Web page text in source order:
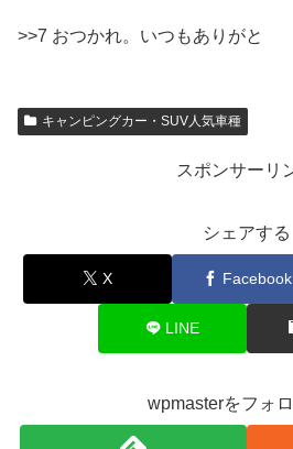
>>7 おつかれ。いつもありがと
キャンピングカー・SUV人気車種
スポンサーリ
シェアする
X Facebook
LINE
wpmasterをフォ